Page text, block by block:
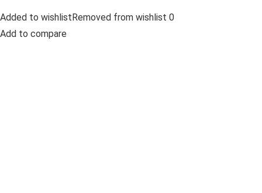
Added to wishlistRemoved from wishlist 0
Add to compare